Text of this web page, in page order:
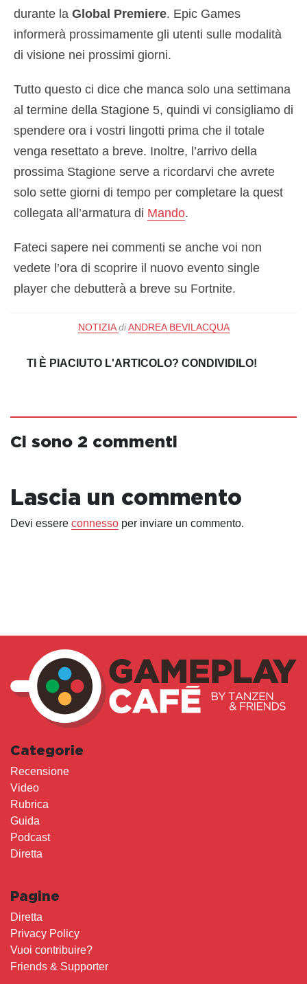
durante la Global Premiere. Epic Games
informerà prossimamente gli utenti sulle modalità
di visione nei prossimi giorni.
Tutto questo ci dice che manca solo una settimana
al termine della Stagione 5, quindi vi consigliamo di
spendere ora i vostri lingotti prima che il totale
venga resettato a breve. Inoltre, l’arrivo della
prossima Stagione serve a ricordarvi che avrete
solo sette giorni di tempo per completare la quest
collegata all’armatura di Mando.
Fateci sapere nei commenti se anche voi non
vedete l’ora di scoprire il nuovo evento single
player che debutterà a breve su Fortnite.
NOTIZIA di ANDREA BEVILACQUA
TI È PIACIUTO L'ARTICOLO? CONDIVIDILO!
Ci sono 2 commenti
Lascia un commento
Devi essere connesso per inviare un commento.
Categorie
Recensione
Video
Rubrica
Guida
Podcast
Diretta
Pagine
Diretta
Privacy Policy
Vuoi contribuire?
Friends & Supporter